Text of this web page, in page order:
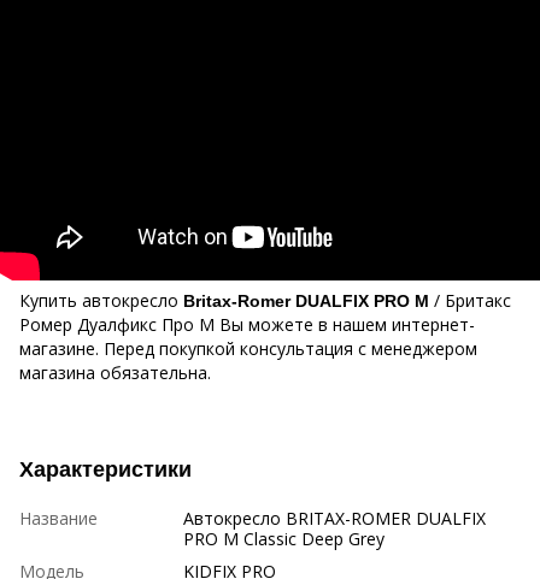
Купить автокресло Britax-Romer DUALFIX PRO M / Бритакс
Ромер Дуалфикс Про М Вы можете в нашем интернет-
магазине. Перед покупкой консультация с менеджером
магазина обязательна.
Характеристики
Название
Автокресло BRITAX-ROMER DUALFIX
PRO M Classic Deep Grey
Модель
KIDFIX PRO